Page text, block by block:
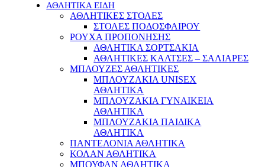
ΑΘΛΗΤΙΚΑ ΕΙΔΗ
ΑΘΛΗΤΙΚΕΣ ΣΤΟΛΕΣ
ΣΤΟΛΕΣ ΠΟΔΟΣΦΑΙΡΟΥ
ΡΟΥΧΑ ΠΡΟΠΟΝΗΣΗΣ
ΑΘΛΗΤΙΚΑ ΣΟΡΤΣΑΚΙΑ
ΑΘΛΗΤΙΚΕΣ ΚΑΛΤΣΕΣ – ΣΑΛΙΑΡΕΣ
ΜΠΛΟΥΖΕΣ ΑΘΛΗΤΙΚΕΣ
ΜΠΛΟΥΖΑΚΙΑ UNISEX
ΑΘΛΗΤΙΚΑ
ΜΠΛΟΥΖΑΚΙΑ ΓΥΝΑΙΚΕΙΑ
ΑΘΛΗΤΙΚΑ
ΜΠΛΟΥΖΑΚΙΑ ΠΑΙΔΙΚΑ
ΑΘΛΗΤΙΚΑ
ΠΑΝΤΕΛΟΝΙΑ ΑΘΛΗΤΙΚΑ
ΚΟΛΑΝ ΑΘΛΗΤΙΚΑ
ΜΠΟΥΦΑΝ ΑΘΛΗΤΙΚΑ